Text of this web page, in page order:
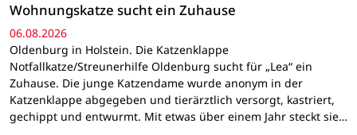
Wohnungskatze sucht ein Zuhause
06.08.2026
Oldenburg in Holstein. Die Katzenklappe
Notfallkatze/Streunerhilfe Oldenburg sucht für „Lea“ ein
Zuhause. Die junge Katzendame wurde anonym in der
Katzenklappe abgegeben und tierärztlich versorgt, kastriert,
gechippt und entwurmt. Mit etwas über einem Jahr steckt sie…